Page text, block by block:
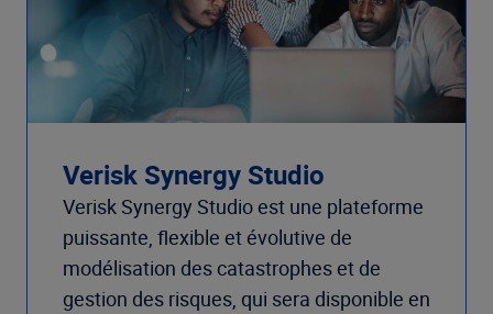
Verisk Synergy Studio
Verisk Synergy Studio est une plateforme
puissante, flexible et évolutive de
modélisation des catastrophes et de
gestion des risques, qui sera disponible en